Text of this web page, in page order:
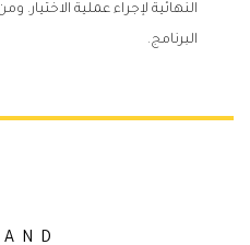
النهائية لإجراء عملية
البرنامج.